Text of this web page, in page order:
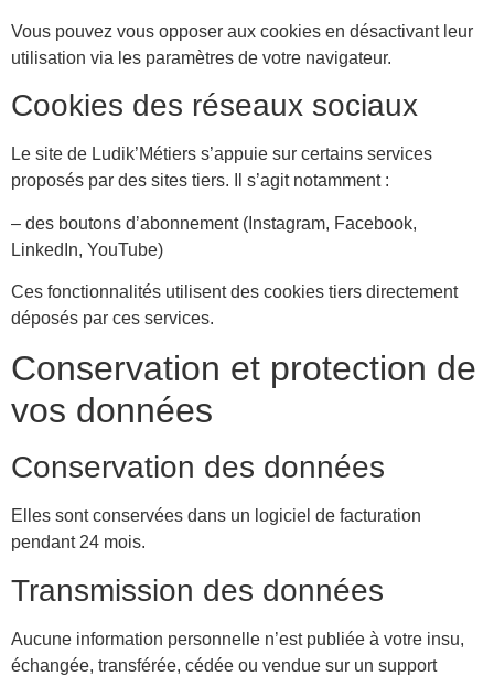
Vous pouvez vous opposer aux cookies en désactivant leur
utilisation via les paramètres de votre navigateur.
Cookies des réseaux sociaux
Le site de Ludik’Métiers s’appuie sur certains services
proposés par des sites tiers. Il s’agit notamment :
– des boutons d’abonnement (Instagram, Facebook,
LinkedIn, YouTube)
Ces fonctionnalités utilisent des cookies tiers directement
déposés par ces services.
Conservation et protection de
vos données
Conservation des données
Elles sont conservées dans un logiciel de facturation
pendant 24 mois.
Transmission des données
Aucune information personnelle n’est publiée à votre insu,
échangée, transférée, cédée ou vendue sur un support